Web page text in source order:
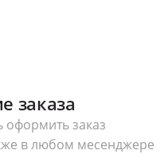
заказа
оформить заказ
в любом месенджере